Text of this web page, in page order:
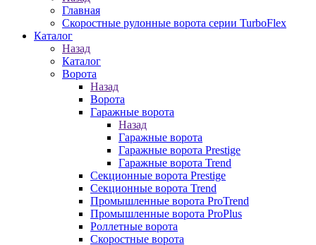
Главная
Скоростные рулонные ворота серии TurboFlex
Каталог
Назад
Каталог
Ворота
Назад
Ворота
Гаражные ворота
Назад
Гаражные ворота
Гаражные ворота Prestige
Гаражные ворота Trend
Секционные ворота Prestige
Секционные ворота Trend
Промышленные ворота ProTrend
Промышленные ворота ProPlus
Роллетные ворота
Скоростные ворота